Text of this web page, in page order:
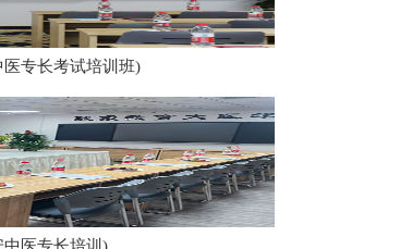
专长考试培训班)